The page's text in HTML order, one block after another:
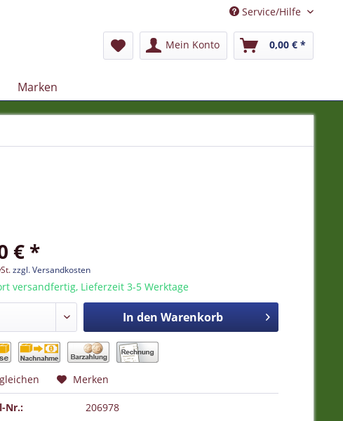
Service/Hilfe
Mein Konto 0,00 € *
Marken
€ *
zzgl. Versandkosten
versandfertig, Lieferzeit 3-5 Werktage
In den Warenkorb
Merken
Nr.: 206978